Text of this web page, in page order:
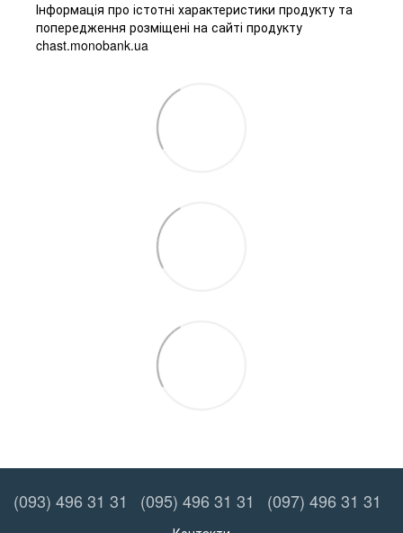
Інформація про істотні характеристики продукту та
попередження розміщені на сайті продукту
chast.monobank.ua
(093) 496 31 31 (095) 496 31 31 (097) 496 31 31